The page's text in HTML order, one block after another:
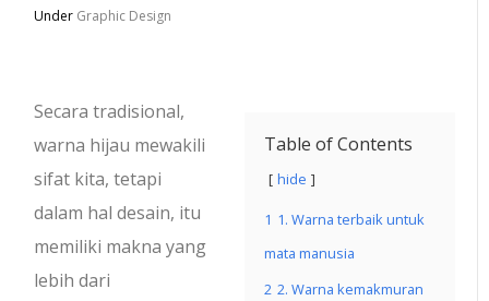
Under Graphic Design
Table of Contents
hide
1 1. Warna terbaik untuk
mata manusia
2 2. Warna kemakmuran
Secara tradisional,
warna hijau mewakili
sifat kita, tetapi
dalam hal desain, itu
memiliki makna yang
lebih dari